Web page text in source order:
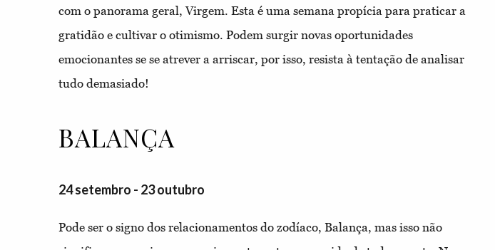
com o panorama geral, Virgem. Esta é uma semana propícia para praticar a
gratidão e cultivar o otimismo. Podem surgir novas oportunidades
emocionantes se se atrever a arriscar, por isso, resista à tentação de analisar
tudo demasiado!
BALANÇA
24 setembro - 23 outubro
Pode ser o signo dos relacionamentos do zodíaco, Balança, mas isso não